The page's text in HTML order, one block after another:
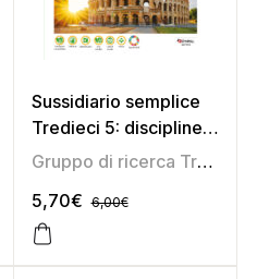
Sussidiario semplice
Tredieci 5: discipline,
area antropologica Gruppo di ricerca Tredieci
5,70€ 6,00€